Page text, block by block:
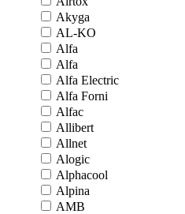
Akyga
AL-KO
Alfa
Alfa
Alfa Electric
Alfa Forni
Alfac
Allibert
Allnet
Alogic
Alphacool
Alpina
AMB